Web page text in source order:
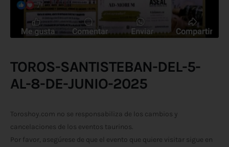
TOROS-SANTISTEBAN-DEL-5-
AL-8-DE-JUNIO-2025
Toroshoy.com no se responsabiliza de los cambios y
cancelaciones de los eventos taurinos.
Por favor, asegúrese de que el evento que quiere visitar sigue en